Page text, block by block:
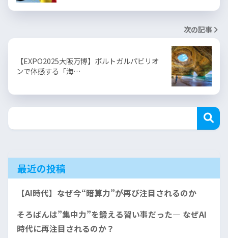
次の記事
【EXPO2025大阪万博】ポルトガルパビリオ
ンで体感する「海…
最近の投稿
【AI時代】なぜ今“暗算力”が再び注目されるのか
そろばんは”集中力”を鍛える習い事だった— なぜAI
時代に再注目されるのか？